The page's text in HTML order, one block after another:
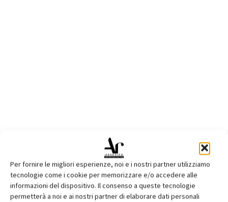
Per fornire le migliori esperienze, noi e i nostri partner utilizziamo
tecnologie come i cookie per memorizzare e/o accedere alle
informazioni del dispositivo. Il consenso a queste tecnologie
permetterà a noi e ai nostri partner di elaborare dati personali